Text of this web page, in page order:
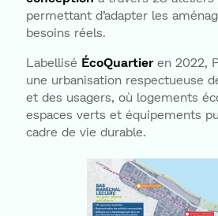
permettant d’adapter les
besoins réels.
Labellisé ÉcoQuartieren 2022,
une urbanisation respectueuse
et des usagers, où logements
espaces verts et équipements
cadre de vie durable.